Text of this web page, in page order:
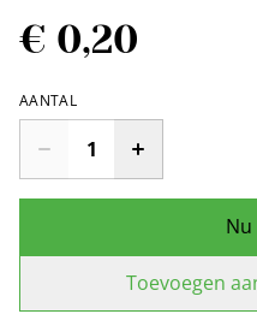
€ 0,20
AANTAL
Toevoegen